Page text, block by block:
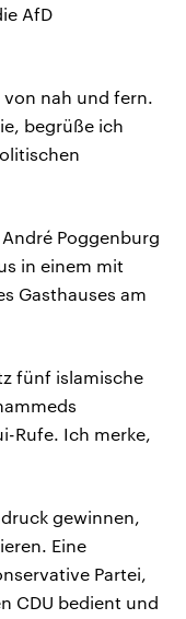
AfD
von nah und fern.
begrüße ich
Poggenburg
in einem mit
Gasthauses am
fünf islamische
Rufe. Ich merke,
gewinnen,
Eine
Partei,
CDU bedient und